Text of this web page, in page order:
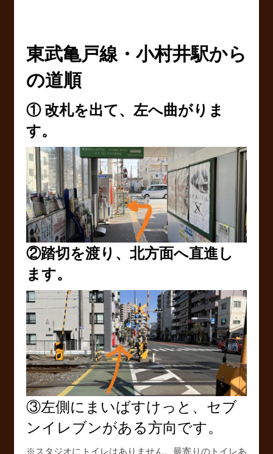
東武亀戸線・小村井駅から
の道順
① 改札を出て、左へ曲がりま
す。
②踏切を渡り、北方面へ直進し
ます。
③左側にまいばすけっと、セブ
ンイレブンがある方向です。
※スタジオにトイレはありません。最寄りのトイレあ